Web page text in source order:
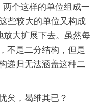
个这样的单位组成一
些较大的单位又构成
放大扩展下去。虽然每
不是二分结构，但是
递归无法涵盖这种二
，曷维其已？